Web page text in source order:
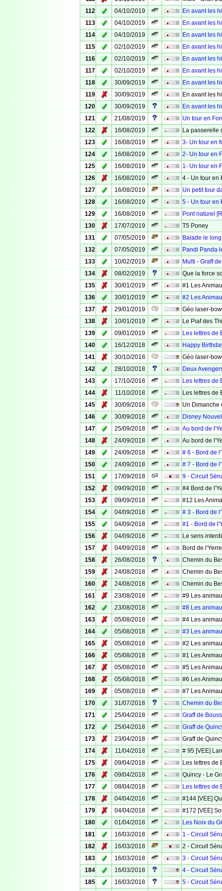
112
✓ 04/10/2019
En avant les
113
✓ 04/10/2019
En avant les
114
✓ 04/10/2019
En avant les
115
✓ 02/10/2019
En avant les
116
✓ 02/10/2019
En avant les
117
✓ 02/10/2019
En avant les
118
✓ 30/09/2019
En avant les
119
✗ 30/09/2019
En avant les
120
✓ 30/09/2019
En avant les
121
✓ 21/08/2019
Un tour en
122
✗ 16/08/2019
La passerelle
123
✓ 16/08/2019
3- Un tour en
124
✓ 16/08/2019
2- Un tour en
125
✓ 16/08/2019
1- Un tour en
126
✗ 16/08/2019
4 - Un tour en
127
✓ 16/08/2019
Un petit tour
128
✓ 16/08/2019
5 - Un tour en
129
✓ 16/08/2019
Pont naturel
130
✗ 17/07/2019
T5 Poney
131
✓ 07/05/2019
Balade le
132
✓ 07/05/2019
Pandi Panda
133
✓ 10/02/2019
Multi - Graff
134
✗ 08/02/2019
Que la force
135
✗ 30/01/2019
#1 Les
136
✓ 30/01/2019
#2 Les
137
✗ 29/01/2019
Géo laser-
138
✗ 10/01/2019
Le Piaf des
139
✓ 09/01/2019
Les lettres de
140
✓ 16/12/2018
Happy
141
✗ 30/10/2018
Géo laser-
142
✓ 28/10/2018
Deux
143
✓ 17/10/2018
Les lettres de
144
✗ 11/10/2018
Les lettres de
145
✗ 30/09/2018
Un Dimanche
146
✓ 30/09/2018
Disney
147
✓ 25/09/2018
Au bord de
148
✗ 24/09/2018
Au bord de
149
✓ 24/09/2018
# 6 - Bord de
150
✓ 24/09/2018
# 7 - Bord de
151
✓ 17/09/2018
9 - Circuit
152
✗ 09/09/2018
#4 Bord de
153
✗ 09/09/2018
#12 Les
154
✓ 04/09/2018
# 3 - Bord de
155
✓ 04/09/2018
#1 - Bord de
156
✗ 04/09/2018
Le sens
157
✗ 04/09/2018
Bord de
158
✗ 26/08/2018
Chemin du
159
✗ 24/08/2018
Chemin du
160
✗ 24/08/2018
Chemin du
161
✗ 23/08/2018
#9 Les
162
✓ 23/08/2018
#8 Les
163
✗ 05/08/2018
#4 Les
164
✓ 05/08/2018
#3 Les
165
✗ 05/08/2018
#2 Les
166
✗ 05/08/2018
#1 Les
167
✗ 05/08/2018
#5 Les
168
✗ 05/08/2018
#6 Les
169
✗ 05/08/2018
#7 Les
170
✓ 31/07/2018
Chemin du
171
✓ 25/04/2018
Graff de
172
✓ 25/04/2018
Graff de
173
✗ 23/04/2018
Graff de
174
✗ 11/04/2018
# 95 [VEE]
175
✗ 09/04/2018
Les lettres de
176
✗ 09/04/2018
Quincy - Le
177
✓ 08/04/2018
Les lettres de
178
✗ 04/04/2018
#144 [VEE]
179
✗ 04/04/2018
#172 [VEE]
180
✓ 01/04/2018
Les Noix du
181
✓ 16/03/2018
1 - Circuit
182
✗ 16/03/2018
2 - Circuit
183
✓ 16/03/2018
3 - Circuit
184
✓ 16/03/2018
4 - Circuit
185
✓ 16/03/2018
5 - Circuit